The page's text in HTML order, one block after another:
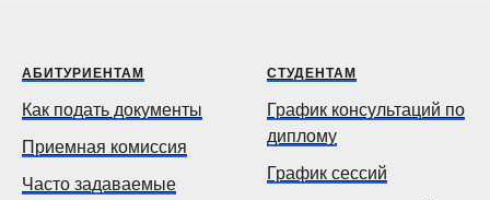
АБИТУРИЕНТАМ
Как подать документы
Приемная комиссия
Часто задаваемые
СТУДЕНТАМ
График консультаций по
диплому
График сессий